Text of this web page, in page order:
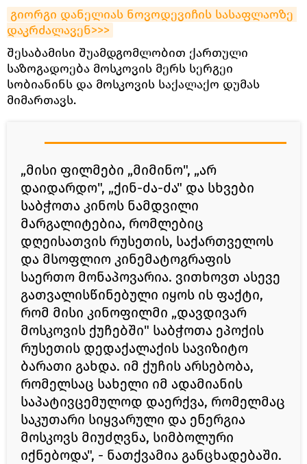
გიორგი დანელიას ნოვოდევიჩის სასაფლაოზე
დაკრძალავენ>>>
შესაბამისი შუამდგომლობით ქართული
საზოგადოება მოსკოვის მერს სერგეი
სობიანინს და მოსკოვის საქალაქო დუმას
მიმართავს.
„მისი ფილმები „მიმინო", „არ
დაიდარდო", „ქინ-ძა-ძა" და სხვები
საბჭოთა კინოს ნამდვილი
მარგალიტებია, რომლებიც
დღეისათვის რუსეთის, საქართველოს
და მსოფლიო კინემატოგრაფის
საერთო მონაპოვარია. ვითხოვთ ასევე
გათვალისწინებული იყოს ის ფაქტი,
რომ მისი კინოფილმი „დავდივარ
მოსკოვის ქუჩებში" საბჭოთა ეპოქის
რუსეთის დედაქალაქის სავიზიტო
ბარათი გახდა. იმ ქუჩის არსებობა,
რომელსაც სახელი იმ ადამიანის
საპატივცემულოდ დაერქვა, რომელმაც
საკუთარი სიყვარული და ენერგია
მოსკოვს მიუძღვნა, სიმბოლური
იქნებოდა", - ნათქვამია განცხადებაში.